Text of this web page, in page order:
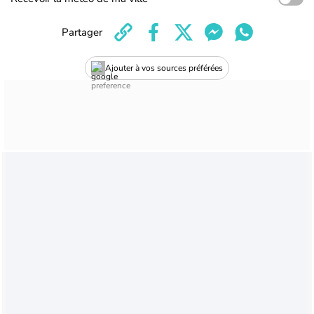
Ajouter à vos sources préférées
Partager